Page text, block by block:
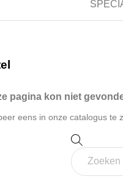
pagina kon niet
eens in onze catalogus te